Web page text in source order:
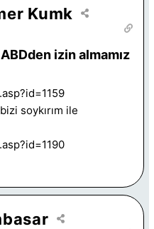
Kumk
izin almamız
soykırım ile